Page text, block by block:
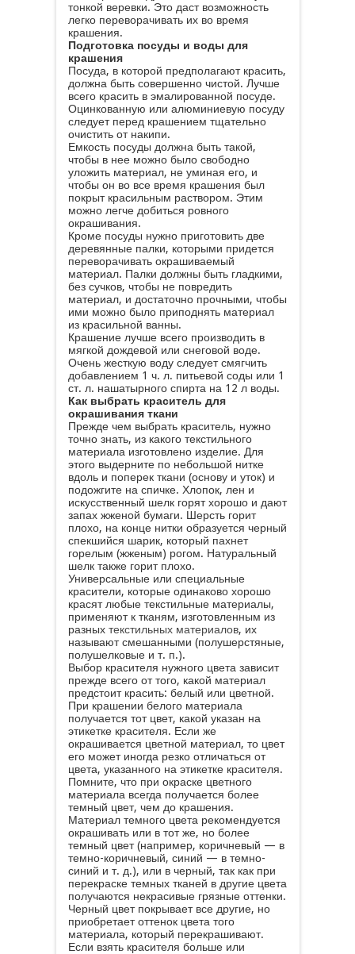
тонкой веревки. Это даст возможность
легко переворачивать их во время
крашения.
Подготовка посуды и воды для
крашения
Посуда, в которой предполагают красить,
должна быть совершенно чистой. Лучше
всего красить в эмалированной посуде.
Оцинкованную или алюминиевую посуду
следует перед крашением тщательно
очистить от накипи.
Емкость посуды должна быть такой,
чтобы в нее можно было свободно
уложить материал, не уминая его, и
чтобы он во все время крашения был
покрыт красильным раствором. Этим
можно легче добиться ровного
окрашивания.
Кроме посуды нужно приготовить две
деревянные палки, которыми придется
переворачивать окрашиваемый
материал. Палки должны быть гладкими,
без сучков, чтобы не повредить
материал, и достаточно прочными, чтобы
ими можно было приподнять материал
из красильной ванны.
Крашение лучше всего производить в
мягкой дождевой или снеговой воде.
Очень жесткую воду следует смягчить
добавлением 1 ч. л. питьевой соды или 1
ст. л. нашатырного спирта на 12 л воды.
Как выбрать краситель для
окрашивания ткани
Прежде чем выбрать краситель, нужно
точно знать, из какого текстильного
материала изготовлено изделие. Для
этого выдерните по небольшой нитке
вдоль и поперек ткани (основу и уток) и
подожгите на спичке. Хлопок, лен и
искусственный шелк горят хорошо и дают
запах жженой бумаги. Шерсть горит
плохо, на конце нитки образуется черный
спекшийся шарик, который пахнет
горелым (жженым) рогом. Натуральный
шелк также горит плохо.
Универсальные или специальные
красители, которые одинаково хорошо
красят любые текстильные материалы,
применяют к тканям, изготовленным из
разных текстильных материалов, их
называют смешанными (полушерстяные,
полушелковые и т. п.).
Выбор красителя нужного цвета зависит
прежде всего от того, какой материал
предстоит красить: белый или цветной.
При крашении белого материала
получается тот цвет, какой указан на
этикетке красителя. Если же
окрашивается цветной материал, то цвет
его может иногда резко отличаться от
цвета, указанного на этикетке красителя.
Помните, что при окраске цветного
материала всегда получается более
темный цвет, чем до крашения.
Материал темного цвета рекомендуется
окрашивать или в тот же, но более
темный цвет (например, коричневый — в
темно-коричневый, синий — в темно-
синий и т. д.), или в черный, так как при
перекраске темных тканей в другие цвета
получаются некрасивые грязные оттенки.
Черный цвет покрывает все другие, но
приобретает оттенок цвета того
материала, который перекрашивают.
Если взять красителя больше или